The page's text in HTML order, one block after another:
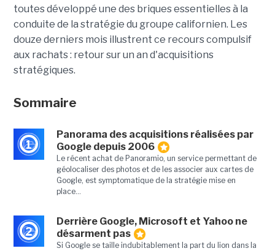
toutes développé une des briques essentielles à la
conduite de la stratégie du groupe californien. Les
douze derniers mois illustrent ce recours compulsif
aux rachats : retour sur un an d'acquisitions
stratégiques.
Sommaire
1
Panorama des acquisitions réalisées par
Google depuis 2006
Le récent achat de Panoramio, un service permettant de
géolocaliser des photos et de les associer aux cartes de
Google, est symptomatique de la stratégie mise en
place...
2
Derrière Google, Microsoft et Yahoo ne
désarment pas
Si Google se taille indubitablement la part du lion dans la